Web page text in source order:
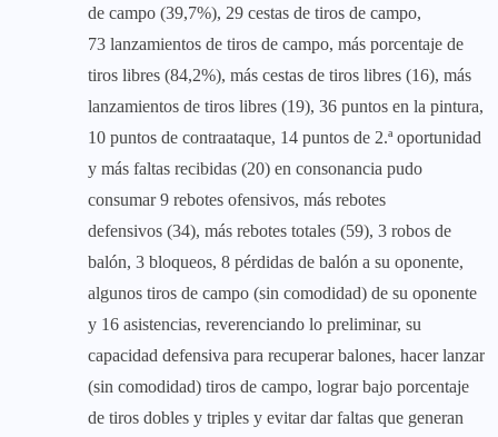
de campo (39,7%), 29 cestas de tiros de campo,
73 lanzamientos de tiros de campo, más porcentaje de
tiros libres (84,2%), más cestas de tiros libres (16), más
lanzamientos de tiros libres (19), 36 puntos en la pintura,
10 puntos de contraataque, 14 puntos de 2.ª oportunidad
y más faltas recibidas (20) en consonancia pudo
consumar 9 rebotes ofensivos, más rebotes
defensivos (34), más rebotes totales (59), 3 robos de
balón, 3 bloqueos, 8 pérdidas de balón a su oponente,
algunos tiros de campo (sin comodidad) de su oponente
y 16 asistencias, reverenciando lo preliminar, su
capacidad defensiva para recuperar balones, hacer lanzar
(sin comodidad) tiros de campo, lograr bajo porcentaje
de tiros dobles y triples y evitar dar faltas que generan